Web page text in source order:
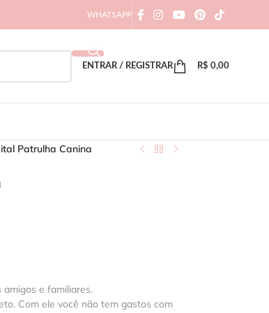
WHATSAPP
ENTRAR / REGISTRAR R$ 0,00
Patrulha Canina
e familiares.
Com ele você não tem gastos com